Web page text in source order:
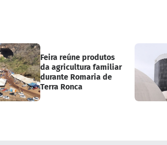
Feira reúne produtos
da agricultura familiar
durante Romaria de
Terra Ronca